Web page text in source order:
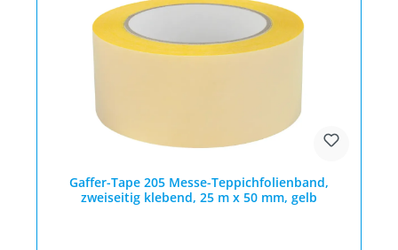
Gaffer-Tape 205 Messe-Teppichfolienband,
zweiseitig klebend, 25 m x 50 mm, gelb